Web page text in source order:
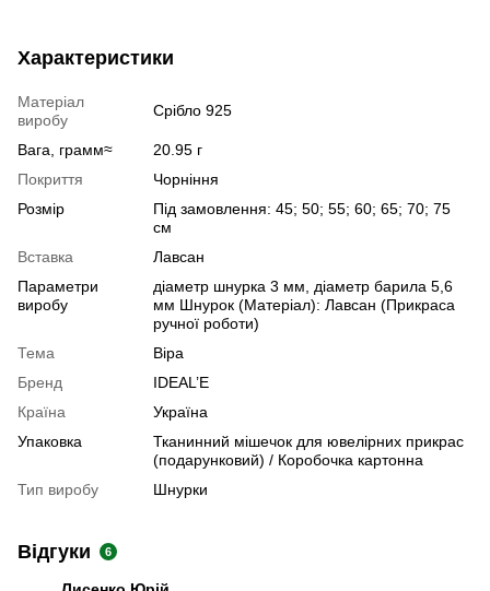
Характеристики
Матеріал
виробу
Срібло 925
Вага, грамм≈
20.95 г
Покриття
Чорніння
Розмір
Під замовлення: 45; 50; 55; 60; 65; 70; 75
см
Вставка
Лавсан
Параметри
виробу
діаметр шнурка 3 мм, діаметр барила 5,6
мм Шнурок (Матеріал): Лавсан (Прикраса
ручної роботи)
Тема
Віра
Бренд
IDEAL’E
Країна
Україна
Упаковка
Тканинний мішечок для ювелірних прикрас
(подарунковий) / Коробочка картонна
Тип виробу
Шнурки
Відгуки 6